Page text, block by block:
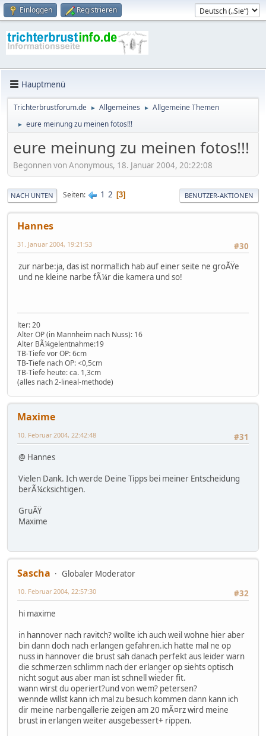
Einloggen Registrieren
Hauptmenü
Trichterbrustforum.de ► Allgemeines ► Allgemeine Themen
► eure meinung zu meinen fotos!!!
eure meinung zu meinen fotos!!!
Begonnen von Anonymous, 18. Januar 2004, 20:22:08
NACH UNTEN Seiten 1 2 3 BENUTZER-AKTIONEN
Hannes
#30
31. Januar 2004, 19:21:53
zur narbe:ja, das ist normal!ich hab auf einer seite ne groÃŸe
und ne kleine narbe fÃ¼r die kamera und so!
lter: 20
Alter OP (in Mannheim nach Nuss): 16
Alter BÃ¼gelentnahme:19
TB-Tiefe vor OP: 6cm
TB-Tiefe nach OP: <0,5cm
TB-Tiefe heute: ca. 1,3cm
(alles nach 2-lineal-methode)
Maxime
#31
10. Februar 2004, 22:42:48
@ Hannes
Vielen Dank. Ich werde Deine Tipps bei meiner Entscheidung
berÃ¼cksichtigen.
GruÃŸ
Maxime
Sascha
Globaler Moderator
#32
10. Februar 2004, 22:57:30
hi maxime
in hannover nach ravitch? wollte ich auch weil wohne hier aber
bin dann doch nach erlangen gefahren.ich hatte mal ne op
nuss in hannover die brust sah danach perfekt aus leider warn
die schmerzen schlimm nach der erlanger op siehts optisch
nicht sogut aus aber man ist schnell wieder fit.
wann wirst du operiert?und von wem? petersen?
wennde willst kann ich mal zu besuch kommen dann kann ich
dir meine narbengallerie zeigen am 20 mÃ¤rz wird meine
brust in erlangen weiter ausgebessert+ rippen.